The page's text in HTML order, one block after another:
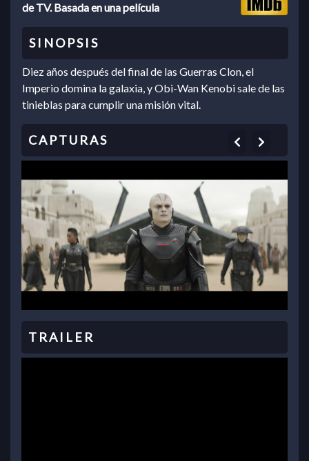
de TV. Basada en una película
Diez años después del final de las Guerras Clon, el
Imperio domina la galaxia, y Obi-Wan Kenobi sale de las
tinieblas para cumplir una misión vital.
Previous